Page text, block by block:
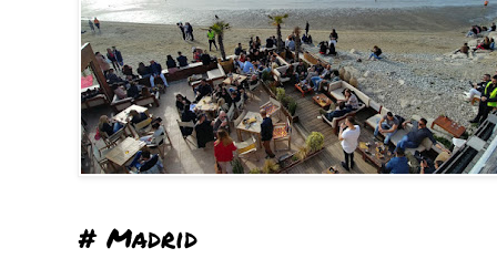
# Madrid